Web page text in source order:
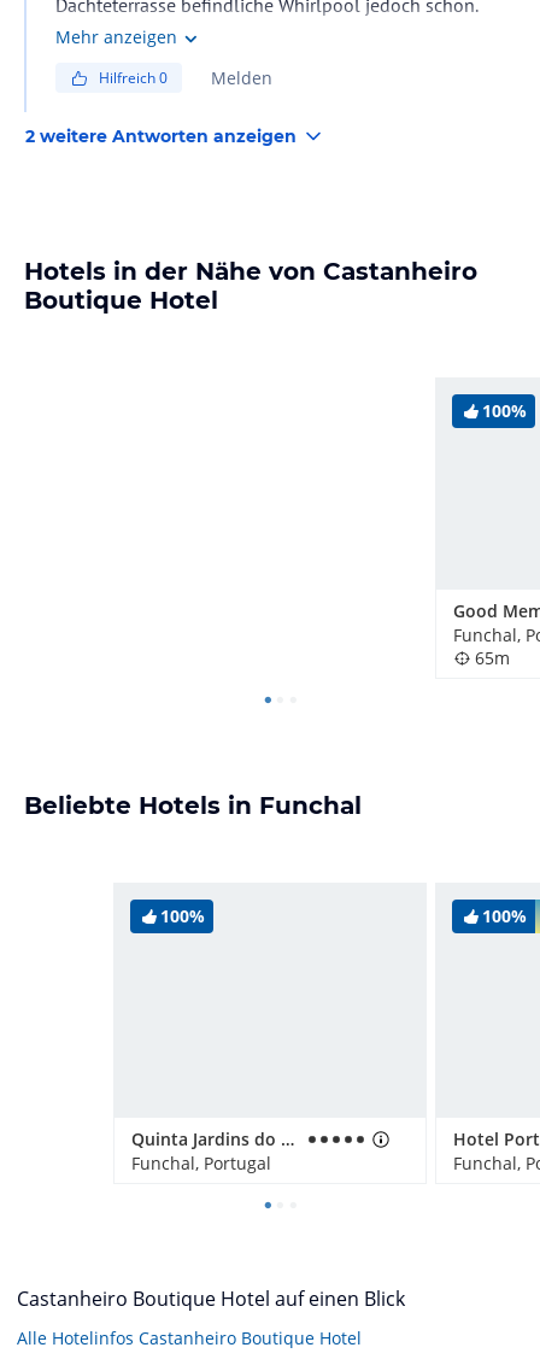
Dachteterrasse befindliche Whirlpool jedoch schon.
Innenpolitik, Sauna und Dampfbad sind für Hotelgäste
Mehr anzeigen
Hilfreich0 Melden
2 weitere Antworten anzeigen
Hotels in der Nähe von Castanheiro
Boutique Hotel
100%
Funchal,
65m
Beliebte Hotels in Funchal
100%
Quinta Jardins do Lago
Funchal, Portugal
100%
Funchal,
Castanheiro Boutique Hotel auf einen Blick
Alle Hotelinfos Castanheiro Boutique Hotel